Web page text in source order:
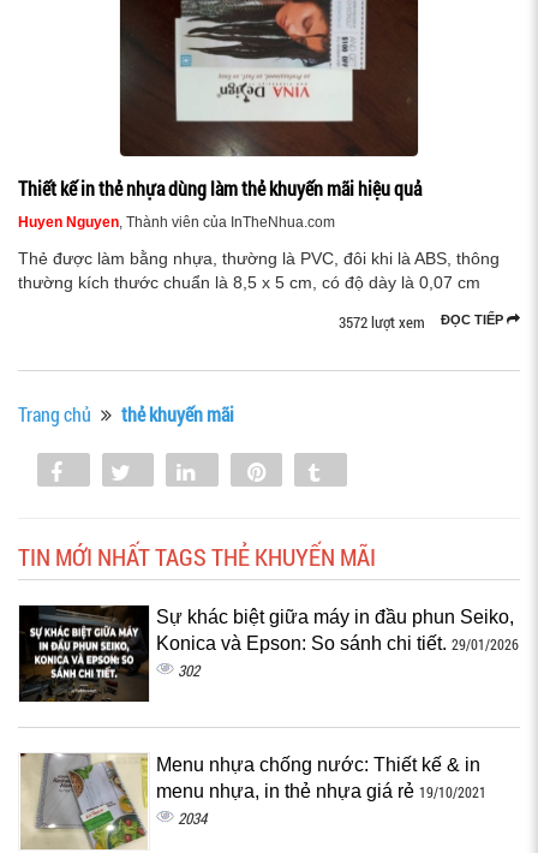
Thiết kế in thẻ nhựa dùng làm thẻ khuyến mãi hiệu quả
Huyen Nguyen, Thành viên của InTheNhua.com
Thẻ được làm bằng nhựa, thường là PVC, đôi khi là ABS, thông
thường kích thước chuẩn là 8,5 x 5 cm, có độ dày là 0,07 cm
ĐỌC TIẾP
3572 lượt xem
Trang chủ thẻ khuyến mãi
Share Tweet Share
TIN MỚI NHẤT TAGS THẺ KHUYẾN MÃI
Sự khác biệt giữa máy in đầu phun Seiko,
Konica và Epson: So sánh chi tiết. 29/01/2026
302
Menu nhựa chống nước: Thiết kế & in
menu nhựa, in thẻ nhựa giá rẻ 19/10/2021
2034